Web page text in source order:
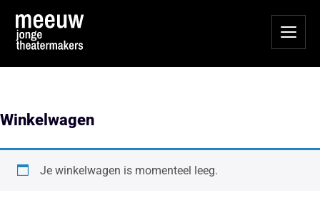
Winkelwagen
Je winkelwagen is momenteel leeg.